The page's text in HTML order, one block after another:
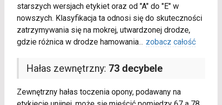
starszych wersjach etykiet oraz od "A" do "E" w
nowszych. Klasyfikacja ta odnosi się do skuteczności
zatrzymywania się na mokrej, utwardzonej drodze,
gdzie różnica w drodze hamowania... zobacz całość
Hałas zewnętrzny: 73 decybele
Zewnętrzny hałas toczenia opony, podawany na